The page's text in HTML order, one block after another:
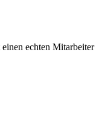
echten Mitarbeiter